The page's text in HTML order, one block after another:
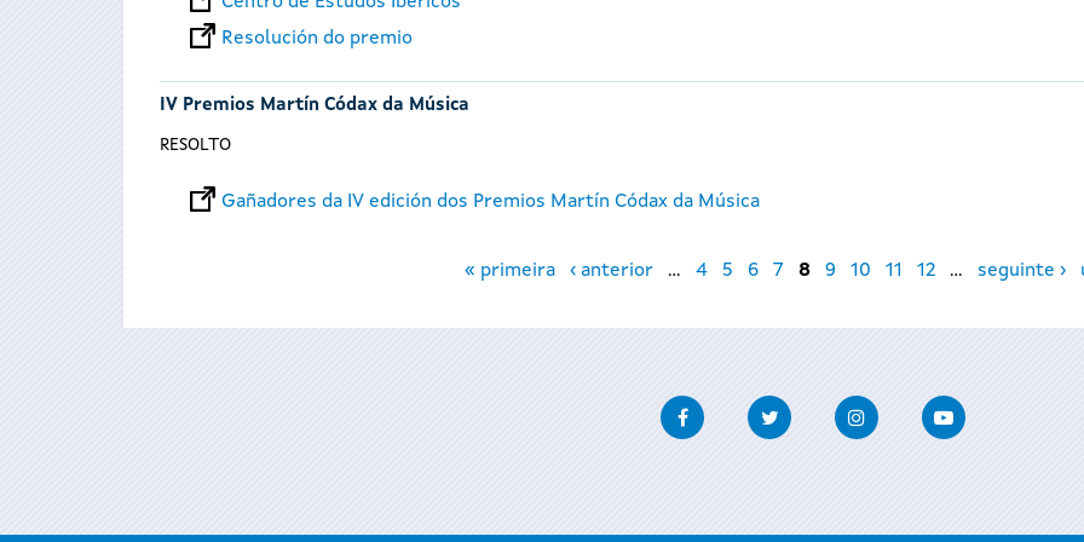
Resolución do premio
IV Premios Martín Códax da Música
RESOLTO
Gañadores da IV edición dos Premios Martín Códax da Música
« primeira ‹ anterior … 4 5 6 7 8 9 10 11 12 … seguinte ›
FacebookTwitter InstagramYoutube